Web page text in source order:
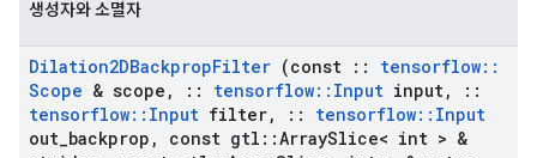
생성자와 소멸자
Dilation2DBackpropFilter (const :: tensorflow::
Scope & scope , :: tensorflow:: Input input,
::
tensorflow:: Input filter, :: tensorflow:: Input
out backprop , const gtl ::ArraySlice< int > &